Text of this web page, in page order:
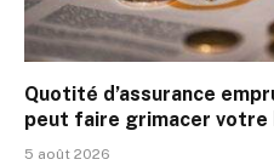
Quotité d’assurance
peut faire grimacer votre
5 août 2026